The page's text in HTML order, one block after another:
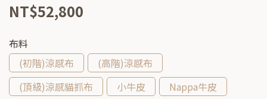
NT$52,800
布料
(初階)涼感布
(高階)涼感布
(頂級)涼感貓抓布
小牛皮
Nappa牛皮